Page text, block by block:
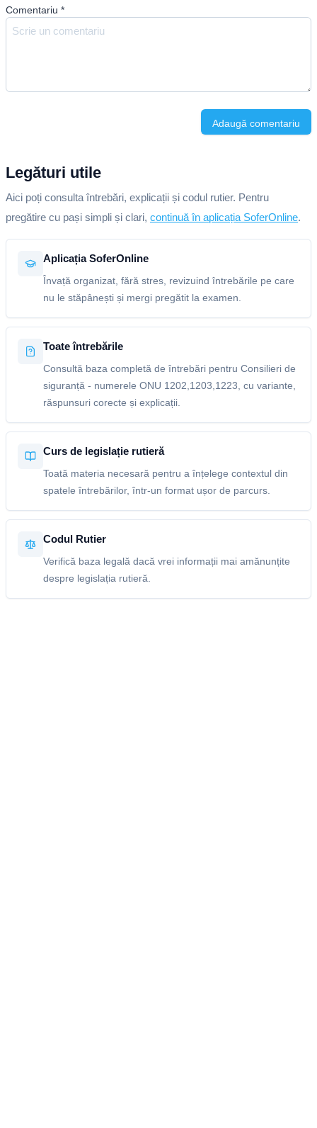
Comentariu *
Adaugă comentariu
Legături utile
Aici poți consulta întrebări, explicații și codul rutier. Pentru
pregătire cu pași simpli și clari, continuă în aplicația SoferOnline.
Aplicația SoferOnline
Învață organizat, fără stres, revizuind întrebările pe care
nu le stăpânești și mergi pregătit la examen.
Toate întrebările
Consultă baza completă de întrebări pentru Consilieri de
siguranță - numerele ONU 1202,1203,1223, cu variante,
răspunsuri corecte și explicații.
Curs de legislație rutieră
Toată materia necesară pentru a înțelege contextul din
spatele întrebărilor, într-un format ușor de parcurs.
Codul Rutier
Verifică baza legală dacă vrei informații mai amănunțite
despre legislația rutieră.